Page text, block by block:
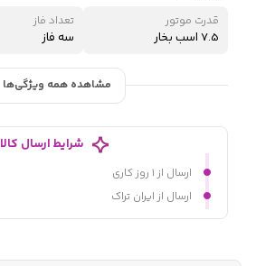
قدرت موتور
7.5 اسب بخار
تعداد فاز
سه فاز
مشاهده همه ویژگی‌ها
شرایط ارسال کالا
ارسال از ۱ روز کاری
ارسال از ایران تراک